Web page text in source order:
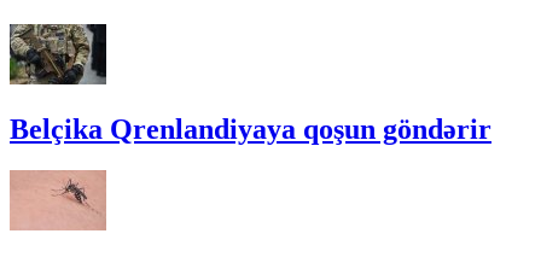
Belçika Qrenlandiyaya qoşun göndərir